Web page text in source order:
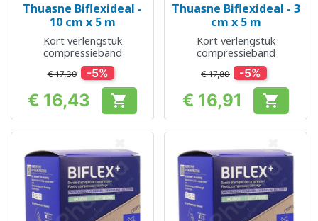
Thuasne Biflexideal -
10 cm x 5 m
Kort verlengstuk
compressieband
€ 17,30 -5%
Prijs
€ 16,43 
Thuasne Biflexideal - 3
cm x 5 m
Kort verlengstuk
compressieband
€ 17,80 -5%
Prijs
€ 16,91 